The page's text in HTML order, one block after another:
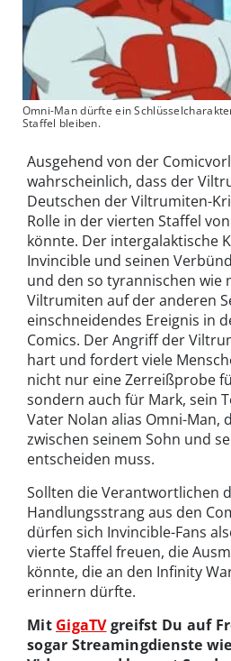
Omni-Man dürfte ein
Staffel bleiben.
Ausgehend von der
wahrscheinlich, dass der
Deutschen der Viltrumiten-
Rolle in der vierten Staffel
könnte. Der intergalaktische
Invincible und seinen
und den so tyrannischen wie
Viltrumiten auf der anderen
einschneidendes Ereignis in
Comics. Der Angriff der
hart und fordert viele
nicht nur eine Zerreißprobe
sondern auch für Mark, sein
Vater Nolan alias Omni-Man,
zwischen seinem Sohn und
entscheiden muss.
Sollten die Verantwortlichen
Handlungsstrang aus den
dürfen sich Invincible-Fans
vierte Staffel freuen, die
könnte, die an den Infinity
erinnern dürfte.
Mit GigaTVgreifst Du auf
sogar Streamingdienste